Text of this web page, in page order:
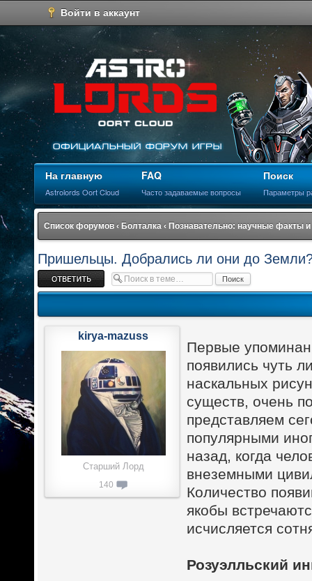
Войти в аккаунт
На главную
Astrolords Oort Cloud
FAQ
Часто задаваемые вопросы
Поиск
Параметры
Список форумов ‹ Болталка ‹ Познавательно: научные факты и
Пришельцы. Добрались ли они до
Ответить
Первые
появились чуть
наскальных
существ, очень
представляем
популярными
назад, когда
внеземными
Количество
якобы
исчисляется
Розуэлльский
kirya-mazuss
Старший Лорд
140